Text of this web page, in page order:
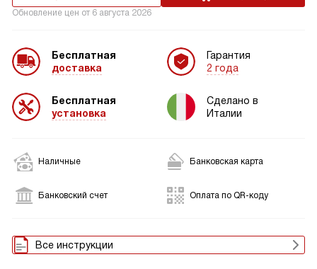
Обновление цен от 6 августа 2026
Бесплатная
доставка
Бесплатная
установка
Гарантия
2 года
Сделано в
Италии
Наличные Банковская карта
Банковский счет Оплата по QR-коду
Все инструкции